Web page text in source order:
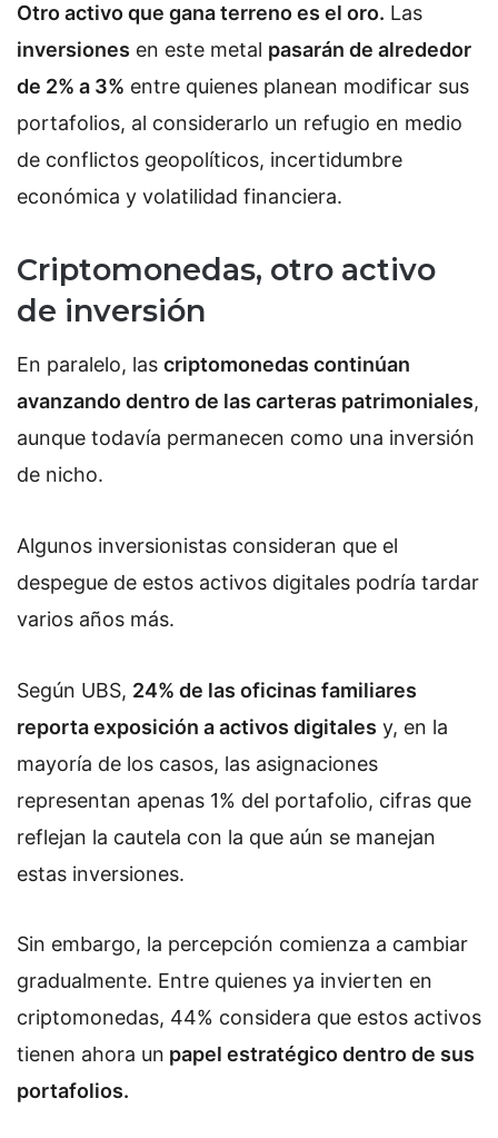
Otro activo que gana terreno es el oro. Las
inversiones en este metal pasarán de alrededor
de 2% a 3% entre quienes planean modificar sus
portafolios, al considerarlo un refugio en medio
de conflictos geopolíticos, incertidumbre
económica y volatilidad financiera.
Criptomonedas, otro activo
de inversión
En paralelo, las criptomonedas continúan
avanzando dentro de las carteras patrimoniales,
aunque todavía permanecen como una inversión
de nicho.
Algunos inversionistas consideran que el
despegue de estos activos digitales podría tardar
varios años más.
Según UBS, 24% de las oficinas familiares
reporta exposición a activos digitales y, en la
mayoría de los casos, las asignaciones
representan apenas 1% del portafolio, cifras que
reflejan la cautela con la que aún se manejan
estas inversiones.
Sin embargo, la percepción comienza a cambiar
gradualmente. Entre quienes ya invierten en
criptomonedas, 44% considera que estos activos
tienen ahora un papel estratégico dentro de sus
portafolios.